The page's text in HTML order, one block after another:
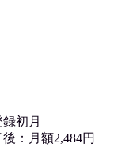
初月
：月額2,484円